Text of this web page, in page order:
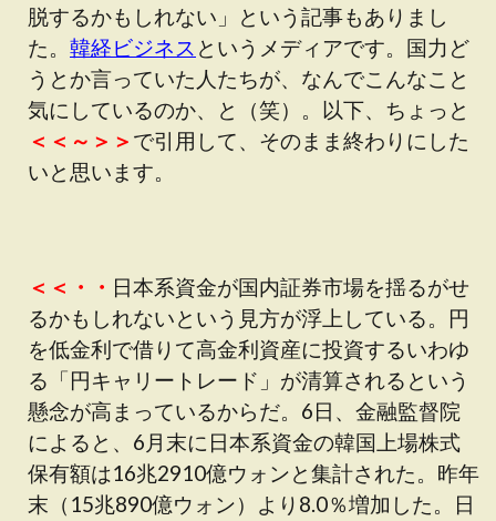
脱するかもしれない」という記事もありまし
た。 韓経ビジネス というメディアです。国力ど
うとか言っていた人たちが、なんでこんなこと
気にしているのか、と（笑）。以下、ちょっと
＜＜～＞＞ で引用して、そのまま終わりにした
いと思います。
＜＜・・ 日本系資金が国内証券市場を揺るがせ
るかもしれないという見方が浮上している。円
を低金利で借りて高金利資産に投資するいわゆ
る「円キャリートレード」が清算されるという
懸念が高まっているからだ。6日、金融監督院
によると、6月末に日本系資金の韓国上場株式
保有額は16兆2910億ウォンと集計された。昨年
末（15兆890億ウォン）より8.0％増加した。日